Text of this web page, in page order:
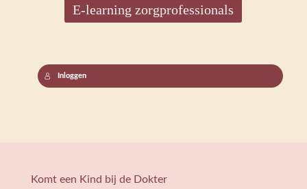
E-learning zorgprofessionals
Inloggen
Komt een Kind bij de Dokter